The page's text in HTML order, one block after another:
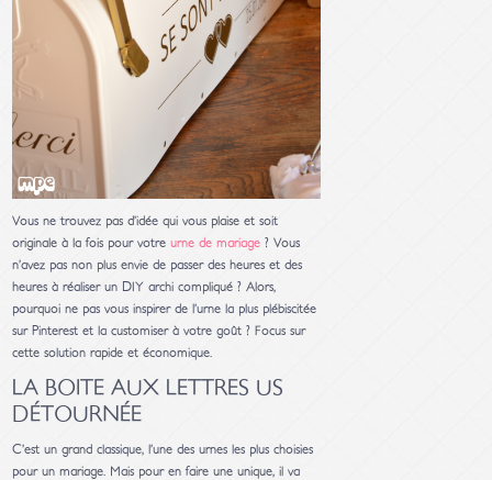
Vous ne trouvez pas d’idée qui vous plaise et soit
originale à la fois pour votreurne de mariage ? Vous
n’avez pas non plus envie de passer des heures et des
heures à réaliser un DIY archi compliqué ? Alors,
pourquoi ne pas vous inspirer de l’urne la plus plébiscitée
sur Pinterest et la customiser à votre goût ? Focus sur
cette solution rapide et économique.
LA BOITE AUX LETTRES US
DÉTOURNÉE
C’est un grand classique, l’une des urnes les plus choisies
pour un mariage. Mais pour en faire une unique, il va